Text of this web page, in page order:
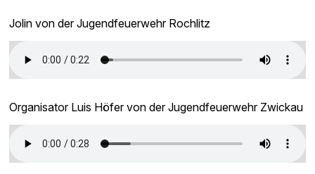
Jolin von der Jugendfeuerwehr Rochlitz
Organisator Luis Höfer von der Jugendfeuerwehr Zwickau